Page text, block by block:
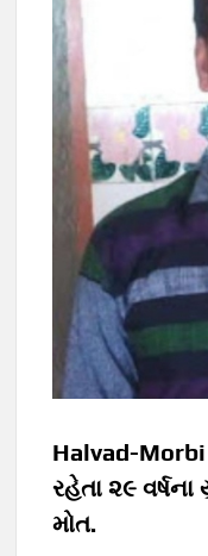
Halvad-
રહેતા ૨૯
મોત.